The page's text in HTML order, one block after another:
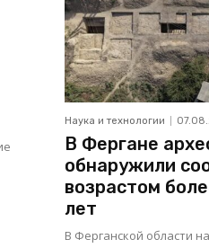
Наука и технологии
В Фергане
обнаружили
возрастом
лет
В Ферганской области